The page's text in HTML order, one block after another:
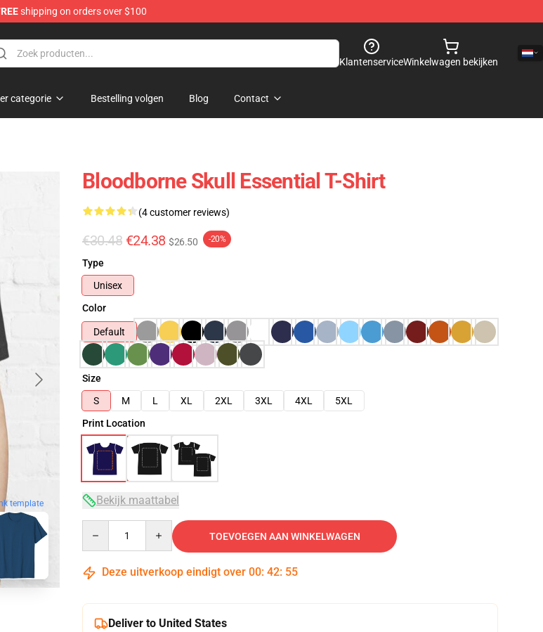
shipping on orders over $100
KlantenserviceWinkelwagen bekijken
categorie Bestelling volgen Blog Contact
template
Bloodborne Skull Essential T-Shirt
(4 customer reviews)
€30.48 €24.38 $26.50 -20%
Type
Unisex
Color
Default
Size
S
M L XL 2XL 3XL 4XL
5XL
Print Location
Bekijk maattabel
TOEVOEGEN AAN WINKELWAGEN
Deze uitverkoop eindigt over 00: 42: 54
Deliver to United States